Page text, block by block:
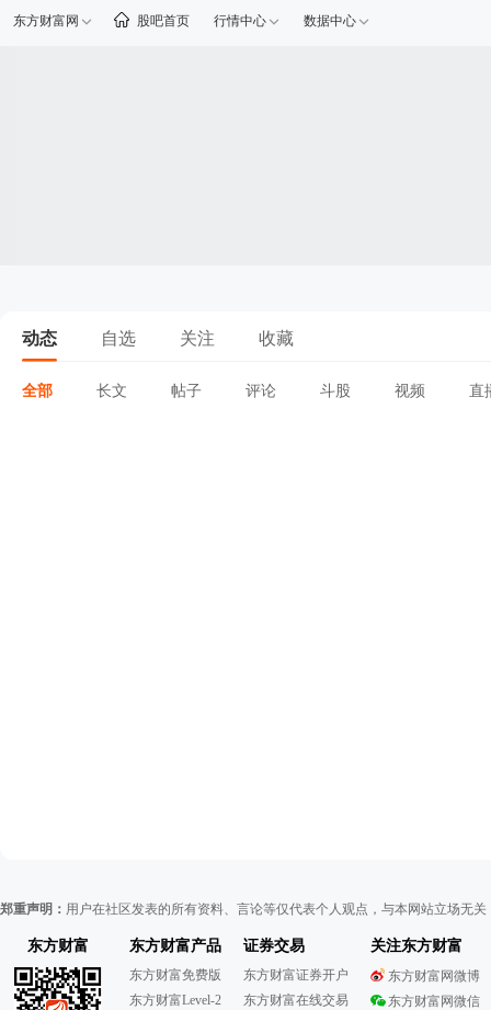
东方财富网 股吧首页 行情中心 数据中心
动态 自选 关注 收藏
全部 长文 帖子 评论 斗股 视频 直
郑重声明： 用户在社区发表的所有资料、言论等仅代表个人观点，与本网站立场无
东方财富 东方财富产品
东方财富免费版
东方财富Level-2
证券交易
东方财富证券开户
东方财富在线交易
关注东方财富
东方财富网微博
东方财富网微信